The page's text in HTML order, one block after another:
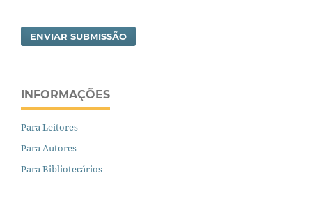
ENVIAR SUBMISSÃO
INFORMAÇÕES
Para Leitores
Para Autores
Para Bibliotecários